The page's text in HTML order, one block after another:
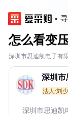
怎么看变
深圳市思迪凯电子有
深圳市
法人:刘
深圳市思迪凯